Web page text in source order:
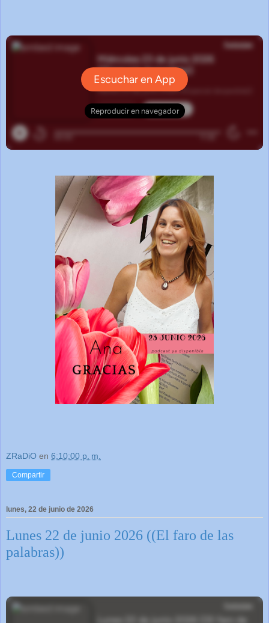
ZRaDiO en 6:10:00 p. m.
Compartir
lunes, 22 de junio de 2026
Lunes 22 de junio 2026 ((El faro de las
palabras))